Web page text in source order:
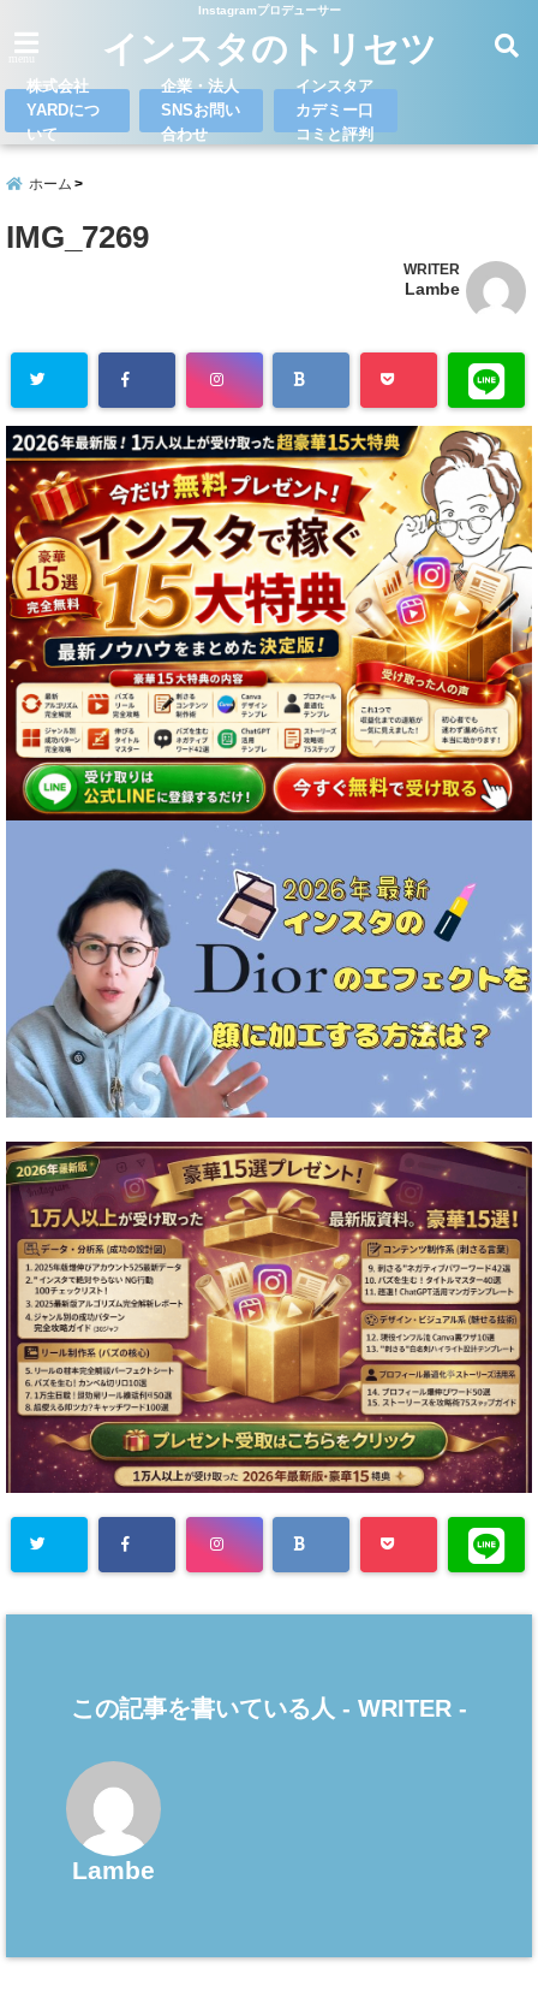
Instagramプロデューサー
インスタのトリセツ
株式会社
YARDにつ
いて
企業・法人
SNSお問い
合わせ
インスタア
カデミー口
コミと評判
ホーム
IMG_7269
WRITER
Lambe
この記事を書いている人 - WRITER -
Lambe